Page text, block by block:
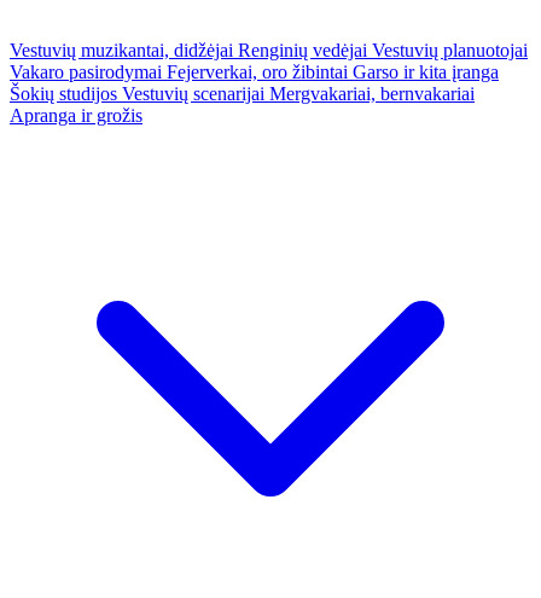
Vestuvių muzikantai, didžėjai Renginių vedėjai Vestuvių planuotojai
Vakaro pasirodymai Fejerverkai, oro žibintai Garso ir kita įranga
Šokių studijos Vestuvių scenarijai Mergvakariai, bernvakariai
Apranga ir grožis